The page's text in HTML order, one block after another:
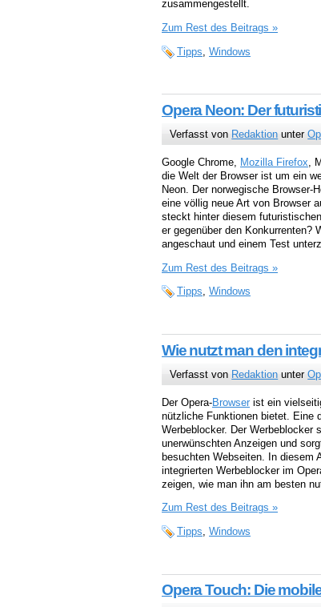
zusammengestellt.
Zum Rest des Beitrags »
Tipps Windows
Opera Neon: Der
Verfasst von Redaktion unter
Google Chrome, Mozilla Firefox ,
die Welt der Browser ist um ein
Neon. Der norwegische Browser-
eine völlig neue Art von Browser
steckt hinter diesem
er gegenüber den Konkurrenten?
angeschaut und einem Test
Zum Rest des Beitrags »
Tipps, Windows
Wie nutzt man den
Verfasst von Redaktion unter
Der Opera-Browser ist ein
nützliche Funktionen bietet. Eine
Werbeblocker. Der Werbeblocker
unerwünschten Anzeigen und
besuchten Webseiten. In diesem
integrierten Werbeblocker im
zeigen, wie man ihn am besten
Zum Rest des Beitrags »
Tipps, Windows
Opera Touch: Die